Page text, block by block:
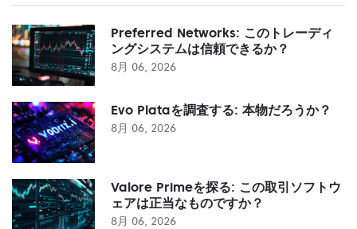
Preferred Networks: このトレーディ
ングシステムは信頼できるか？
8月 06, 2026
Evo Plataを調査する: 本物だろうか？
8月 06, 2026
Valore Primeを探る: この取引ソフトウ
ェアは正当なものですか？
8月 06, 2026